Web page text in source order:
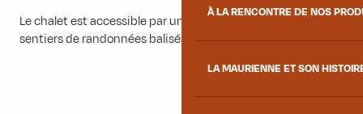
À LA RENCONTRE DE NOS
LA MAURIENNE ET SON
Le chalet est accessible par une piste forestière ou des
sentiers de randonnées balisés.